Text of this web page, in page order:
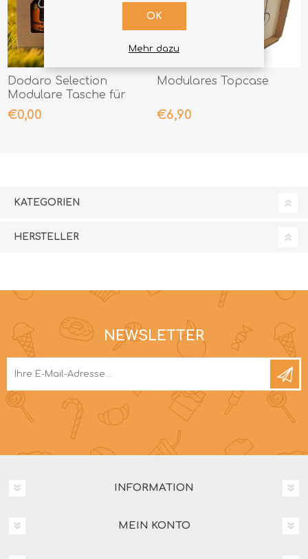
Dodaro Selection
Modulare Tasche für
kleine Gläser
€0,00
Modulares Topcase
€6,90
KATEGORIEN
HERSTELLER
NEWSLETTER
INFORMATION
MEIN KONTO
OK
Mehr dazu